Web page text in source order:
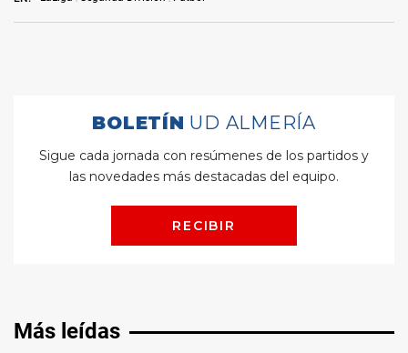
Más leídas